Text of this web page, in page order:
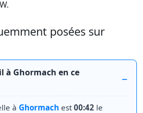
posées sur
à Ghormach en ce
à Ghormach est00:42 le